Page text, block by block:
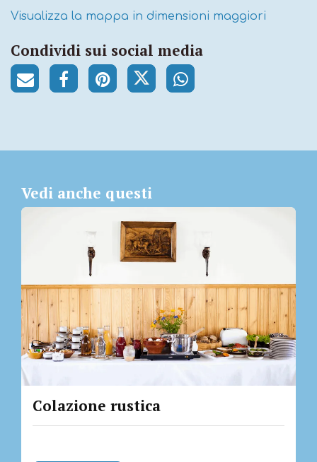
Visualizza la mappa in dimensioni maggiori
Condividi sui social media
Vedi anche questi
Colazione rustica